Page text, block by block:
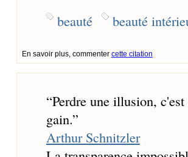
beauté beauté
En savoir plus, commenter cette citation
“Perdre une illusion,
gain.”
Arthur Schnitzler